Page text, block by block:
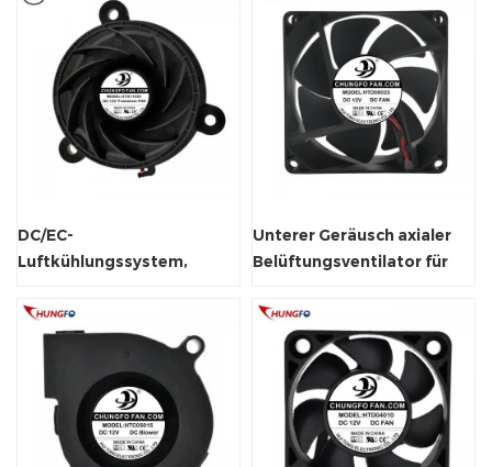
DC/EC-
Luftkühlungssystem,
Kühlerlüfter
Unterer Geräusch axialer
Belüftungsventilator für